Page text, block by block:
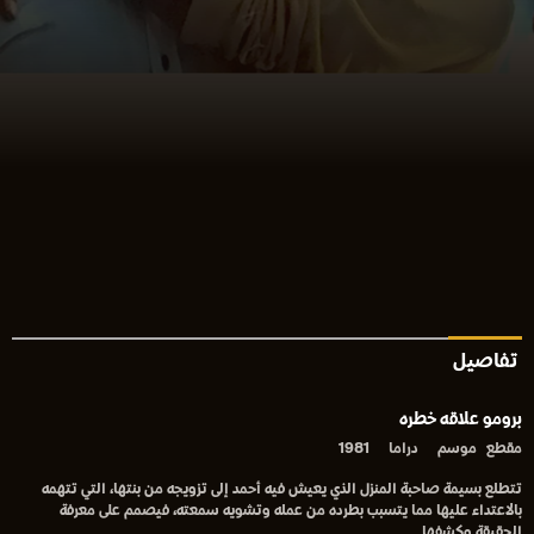
تفاصيل
برومو علاقه خطره
مقطع موسم دراما 1981
تتطلع بسيمة صاحبة المنزل الذي يعيش فيه أحمد إلى تزويجه من بنتها، التي تتهمه
بالاعتداء عليها مما يتسبب بطرده من عمله وتشويه سمعته، فيصمم على معرفة